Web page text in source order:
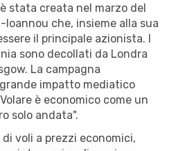
stata creata nel marzo del
Ioannou che, insieme alla sua
il principale azionista. I
sono decollati da Londra
La campagna
impatto mediatico
è economico come un
solo andata".
voli a prezzi economici,